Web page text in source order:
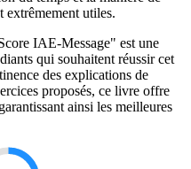
extrêmement utiles.
IAE-Message" est une
qui souhaitent réussir cet
des explications de
proposés, ce livre offre
ainsi les meilleures